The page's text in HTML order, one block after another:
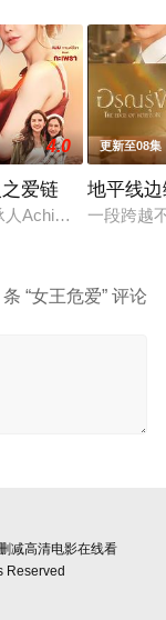
当两对情侣
4.0
爱链
人Achima再次与童
更新至08集
地平线
一段跨越
条 “女王危爱” 评论
减高清电影在线看
Reserved